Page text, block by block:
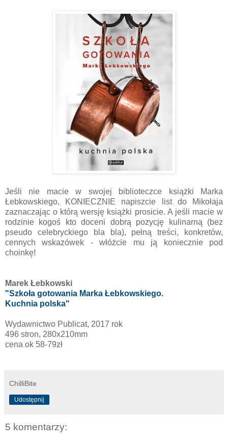
Jeśli nie macie w swojej biblioteczce książki Marka
Łebkowskiego, KONIECZNIE napiszcie list do Mikołaja
zaznaczając o którą wersję książki prosicie. A jeśli macie w
rodzinie kogoś kto doceni dobrą pozycję kulinarną (bez
pseudo celebryckiego bla bla), pełną treści, konkretów,
cennych wskazówek - włóżcie mu ją koniecznie pod
choinkę!
Marek Łebkowski
"Szkoła gotowania Marka Łebkowskiego.
Kuchnia polska"
Wydawnictwo Publicat, 2017 rok
496 stron, 280x210mm
cena ok 58-79zł
ChilliBite
Udostępnij
5 komentarzy: